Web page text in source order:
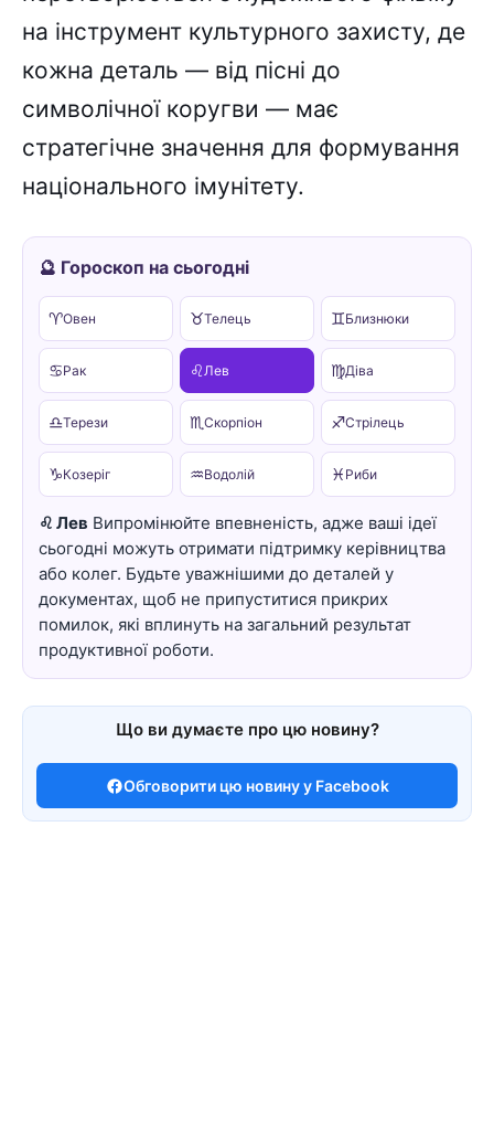
на інструмент культурного захисту, де
кожна деталь — від пісні до
символічної коругви — має
стратегічне значення для формування
національного імунітету.
🔮 Гороскоп на сьогодні
♈Овен ♉Телець ♊Близнюки
♋Рак ♌ Лев ♍Діва
♎Терези ♏Скорпіон ♐Стрілець
♑Козеріг ♒Водолій ♓ Риби
♌ Лев Випромінюйте впевненість, адже ваші ідеї
сьогодні можуть отримати підтримку керівництва
або колег. Будьте уважнішими до деталей у
документах, щоб не припуститися прикрих
помилок, які вплинуть на загальний результат
продуктивної роботи.
Що ви думаєте про цю новину?
Обговорити цю новину у Facebook